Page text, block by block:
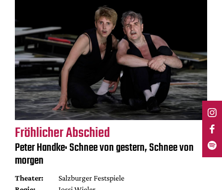
Fröhlicher Abschied
Peter Handke: Schnee von gestern, Schnee von
morgen
Theater:
Salzburger Festspiele